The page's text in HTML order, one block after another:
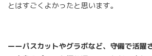
とはすごくよかったと思います。
ーーパスカットやグラボなど、守備で活躍